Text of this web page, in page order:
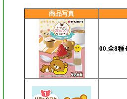
商品写真
00.全8種